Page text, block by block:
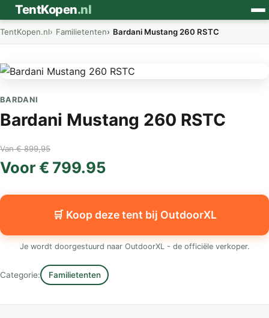
TentKopen.nl
TentKopen.nl Familietenten Bardani Mustang 260 RSTC
BARDANI
Bardani Mustang 260 RSTC
Van € 899,95
Voor € 799.95
🛒 Koop deze tent bij OutdoorXL
Je wordt doorgestuurd naar OutdoorXL - de officiële verkoper.
Categorie: Familietenten